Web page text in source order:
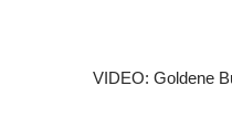
VIDEO: Goldene